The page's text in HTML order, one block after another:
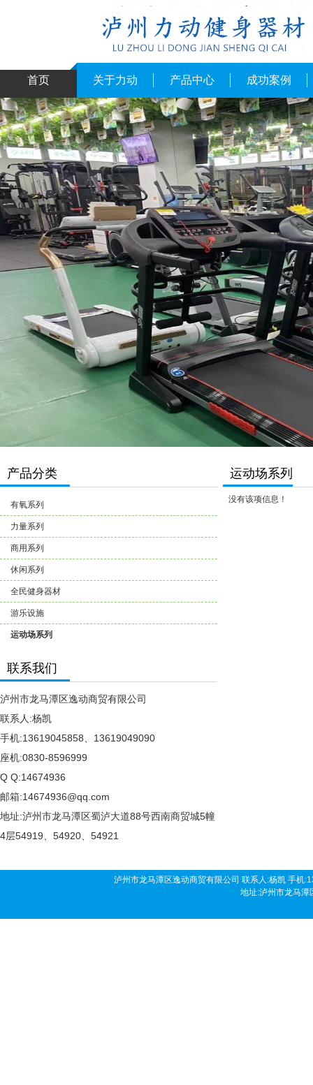
首页 关于力动 产品中心 成功案例
产品分类
有氧系列
力量系列
商用系列
休闲系列
全民健身器材
游乐设施
运动场系列
联系我们
泸州市龙马潭区逸动商贸有限公司
联系人:杨凯
手机:13619045858、13619049090
座机:0830-8596999
Q Q:14674936
邮箱:14674936@qq.com
地址:泸州市龙马潭区蜀泸大道88号西南商贸城5幢
4层54919、54920、54921
运动场系列
没有该项信息！
泸州市龙马潭区逸动商贸有限公司 联系人:杨凯 手
地址:泸州市龙马